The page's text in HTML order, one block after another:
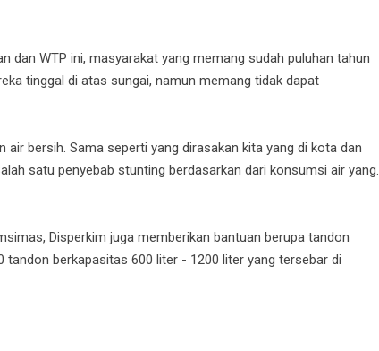
dan WTP ini, masyarakat yang memang sudah puluhan tahun
tinggal di atas sungai, namun memang tidak dapat
bersih. Sama seperti yang dirasakan kita yang di kota dan
satu penyebab stunting berdasarkan dari konsumsi air yang.
Disperkim juga memberikan bantuan berupa tandon
tandon berkapasitas 600 liter - 1200 liter yang tersebar di